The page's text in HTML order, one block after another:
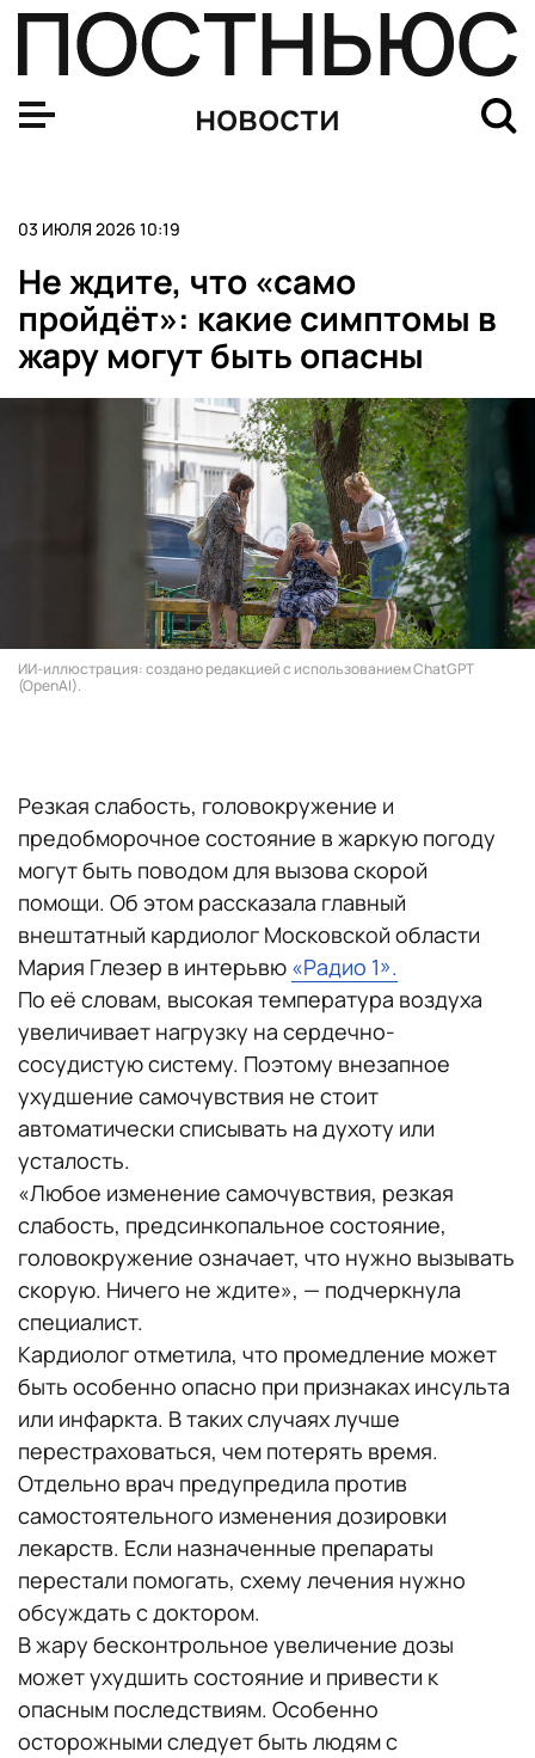
новости
03 ИЮЛЯ 2026 10:19
Не ждите, что «само
пройдёт»: какие симптомы в
жару могут быть опасны
ИИ-иллюстрация: создано редакцией с использованием ChatGPT
(OpenAI).
Резкая слабость, головокружение и
предобморочное состояние в жаркую погоду
могут быть поводом для вызова скорой
помощи. Об этом рассказала главный
внештатный кардиолог Московской области
Мария Глезер в интерьвю «Радио 1».
По её словам, высокая температура воздуха
увеличивает нагрузку на сердечно-
сосудистую систему. Поэтому внезапное
ухудшение самочувствия не стоит
автоматически списывать на духоту или
усталость.
«Любое изменение самочувствия, резкая
слабость, предсинкопальное состояние,
головокружение означает, что нужно вызывать
скорую. Ничего не ждите», — подчеркнула
специалист.
Кардиолог отметила, что промедление может
быть особенно опасно при признаках инсульта
или инфаркта. В таких случаях лучше
перестраховаться, чем потерять время.
Отдельно врач предупредила против
самостоятельного изменения дозировки
лекарств. Если назначенные препараты
перестали помогать, схему лечения нужно
обсуждать с доктором.
В жару бесконтрольное увеличение дозы
может ухудшить состояние и привести к
опасным последствиям. Особенно
осторожными следует быть людям с
Кобяков заявил, что ЕС сделал СВО своей «могильной